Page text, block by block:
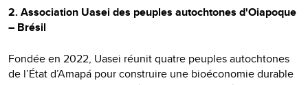
2. Association Uasei des peuples autochtones d'Oiapoque
– Brésil
Fondée en 2022, Uasei réunit quatre peuples autochtones
de l’État d’Amapá pour construire une bioéconomie durable